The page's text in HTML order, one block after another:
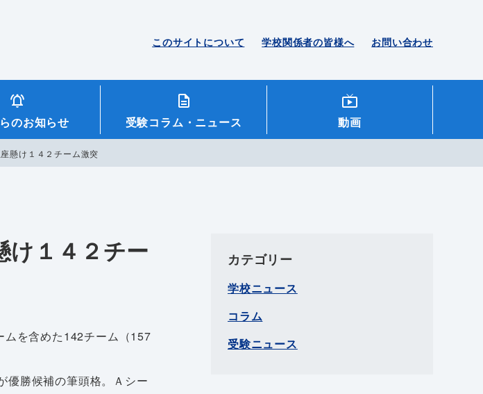
このサイトについて 学校関係者の皆様へ お問い合わせ
のお知らせ 受験コラム ・ニュース 動画
懸け１４２チーム激突
１４２チー
を含めた142チーム（157
優勝候補の筆頭格。Ａシー
カテゴリー
学校ニュース
コラム
受験ニュース